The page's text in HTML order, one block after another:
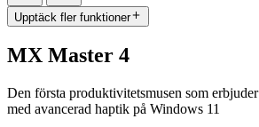
Upptäck fler funktioner
MX Master 4
Den första produktivitetsmusen som
med avancerad haptik på Windows 11